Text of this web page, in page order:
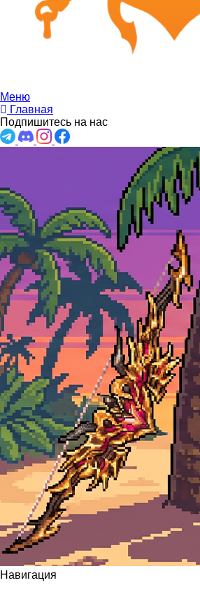
Меню
Главная
Подпишитесь на нас
Навигация